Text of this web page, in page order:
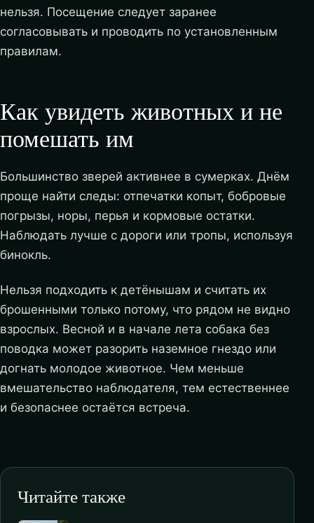
нельзя. Посещение следует заранее
согласовывать и проводить по установленным
правилам.
Как увидеть животных и не
помешать им
Большинство зверей активнее в сумерках. Днём
проще найти следы: отпечатки копыт, бобровые
погрызы, норы, перья и кормовые остатки.
Наблюдать лучше с дороги или тропы, используя
бинокль.
Нельзя подходить к детёнышам и считать их
брошенными только потому, что рядом не видно
взрослых. Весной и в начале лета собака без
поводка может разорить наземное гнездо или
догнать молодое животное. Чем меньше
вмешательство наблюдателя, тем естественнее
и безопаснее остаётся встреча.
Читайте также